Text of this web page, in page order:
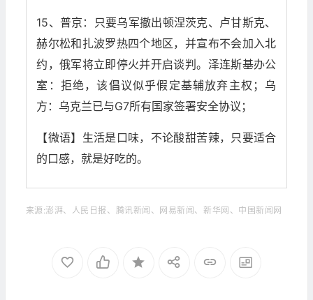
15、普京：只要乌军撤出顿涅茨克、卢甘斯克、
赫尔松和扎波罗热四个地区，并宣布不会加入北
约，俄军将立即停火并开启谈判。泽连斯基办公
室：拒绝，该倡议似乎假定基辅放弃主权；乌
方：乌克兰已与G7所有国家签署安全协议；
【微语】生活是口味，不论酸甜苦辣，只要适合
的口感，就是好吃的。
来源:澎湃、人民日报、腾讯新闻、网易新闻、新华网、中国新闻网